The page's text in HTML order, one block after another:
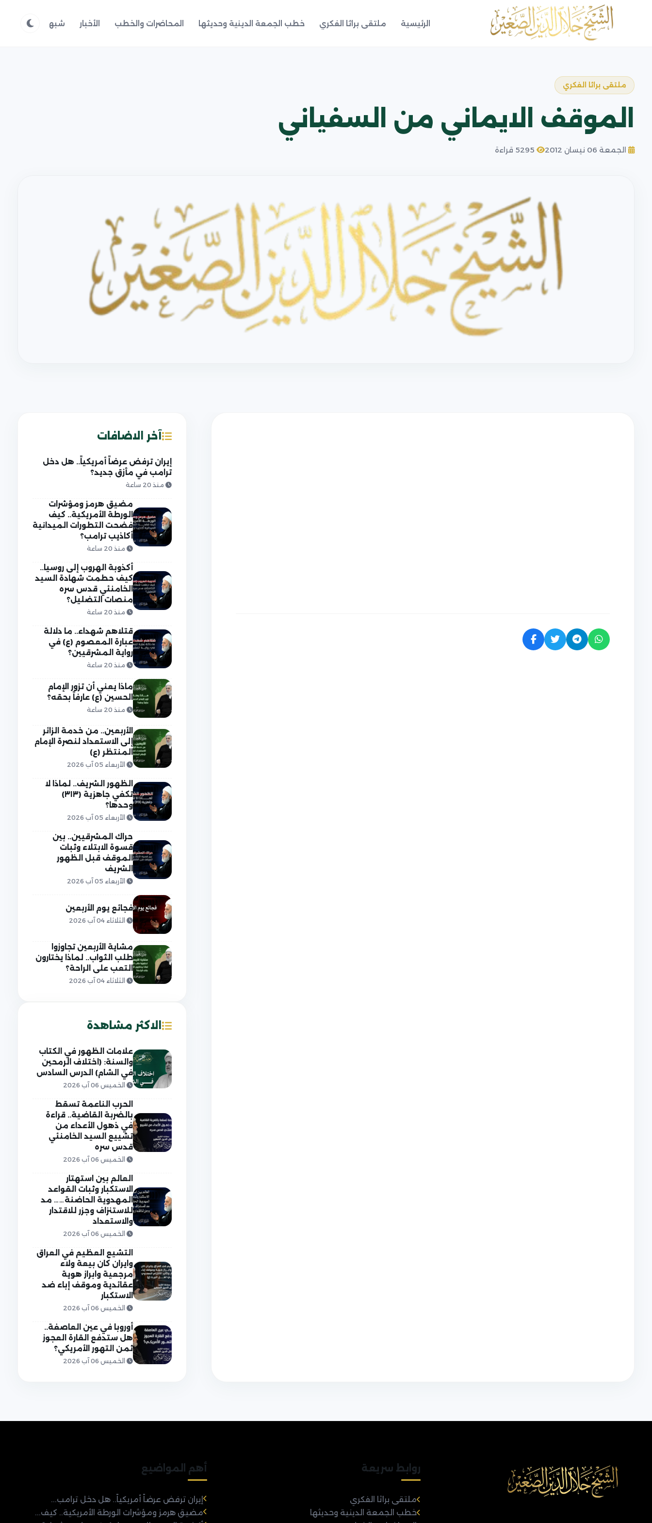
الرئيسية ملتقى براثا الفكري خطب الجمعة الدينية وحديثها المحاضرات والخطب الأخبار شبهات وردود
ملتقى براثا الفكري
الموقف الايماني من السفياني
الجمعة 06 نيسان 2012
آخر الاضافات
إيران ترفض عرضاً أمريكياً.. هل دخل
ترامب في مأزق جديد؟
منذ 20 ساعة
مضيق هرمز ومؤشرات
الورطة الأمريكية.. كيف
فضحت التطورات الميدانية
أكاذيب ترامب؟
منذ 20 ساعة
أكذوبة الهروب إلى روسيا..
كيف حطمت شهادة السيد
الخامنئي قدس سره
منصات التضليل؟
منذ 20 ساعة
قتلاهم شهداء.. ما دلالة
عبارة المعصوم (ع) في
رواية المشرقيين؟
منذ 20 ساعة
ماذا يعني أن تزور الإمام
الحسين (ع) عارفاً بحقه؟
منذ 20 ساعة
الأربعين.. من خدمة الزائر
إلى الاستعداد لنصرة الإمام
المنتظر (ع)
الأربعاء 05 آب 2026
الظهور الشريف.. لماذا لا
تكفي جاهزية (٣١٣)
وحدها؟
الأربعاء 05 آب 2026
حراك المشرقيين.. بين
قسوة الابتلاء وثبات
الموقف قبل الظهور
الشريف
الأربعاء 05 آب 2026
فجائع يوم الأربعين
الثلاثاء 04 آب 2026
مشاية الأربعين تجاوزوا
طلب الثواب.. لماذا يختارون
التعب على الراحة؟
الثلاثاء 04 آب 2026
الاكثر مشاهدة
علامات الظهور في الكتاب
والسنة: (اختلاف الرمحين
في الشام) الدرس السادس
الخميس 06 آب 2026
الحرب الناعمة تسقط
بالضربة القاضية.. قراءة
في ذهول الأعداء من
تشييع السيد الخامنئي
قدس سره
الخميس 06 آب 2026
العالم بين استهتار
الاستكبار وثبات القواعد
المهدوية الحاضنة…… مد
للاستنزاف وجزر للاقتدار
والاستعداد
الخميس 06 آب 2026
التشيع العظيم في العراق
وايران كان بيعة ولاء
مرجعية وابراز هوية
عقائدية وموقف إباء ضد
الاستكبار
الخميس 06 آب 2026
أوروبا في عين العاصفة..
هل ستدفع القارة العجوز
ثمن التهور الأمريكي؟
الخميس 06 آب 2026
روابط سريعة
ملتقى براثا الفكري
خطب الجمعة الدينية وحديثها
أهم المواضيع
إيران ترفض عرضاً أمريكياً.. هل دخل ترامب...
مضيق هرمز ومؤشرات الورطة الأمريكية.. كيف...